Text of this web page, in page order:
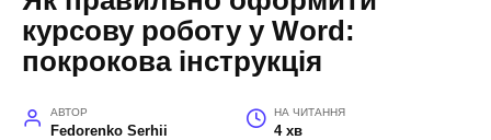
курсову роботу у Word:
покрокова інструкція
АВТОР
Fedorenko Serhii
НА ЧИТАННЯ
4 хв